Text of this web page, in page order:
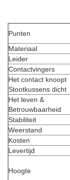
Punten
Materiaal
Leider
Contactvingers
Het contact knoopt
Stootkussens dicht
Het leven &
Betrouwbaarheid
Stabiliteit
Weerstand
Kosten
Levertijd
Hoogte